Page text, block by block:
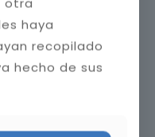
haya
recopilado
hecho de sus